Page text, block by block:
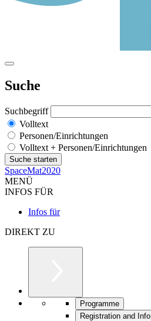
Suche
Suchbegriff
Volltext
Personen/Einrichtungen
Volltext + Personen/Einrichtungen
SpaceMat2020
MENÜ
INFOS FÜR
Infos für
DIREKT ZU
Programme
Registration and Info